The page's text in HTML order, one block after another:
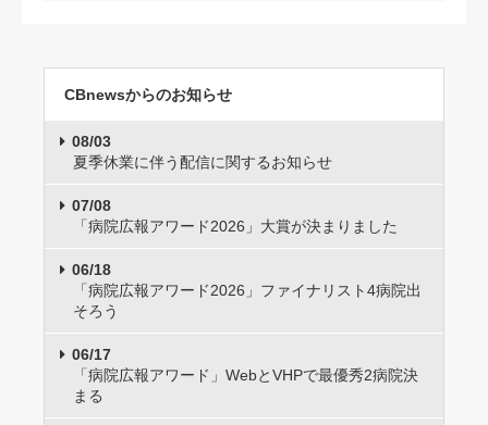
CBnewsからのお知らせ
08/03
夏季休業に伴う配信に関するお知らせ
07/08
「病院広報アワード2026」大賞が決まりました
06/18
「病院広報アワード2026」ファイナリスト4病院出
そろう
06/17
「病院広報アワード」WebとVHPで最優秀2病院決
まる